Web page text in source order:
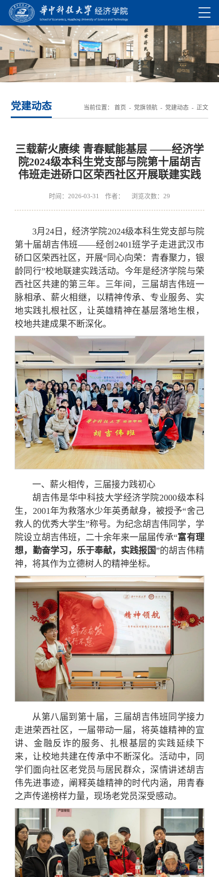
党建动态 当前位置： 首页 - 党旗领航- 党建动态- 正文
三载薪火赓续 青春赋能基层 ——经济学
院2024级本科生党支部与院第十届胡吉
伟班走进硚口区荣西社区开展联建实践
时间：2026-03-31 作者： 浏览次数： 29
3月24日，经济学院2024级本科生党支部与院
第十届胡吉伟班——经创2401班学子走进武汉市
硚口区荣西社区，开展“同心向荣：青春聚力，银
龄同行”校地联建实践活动。今年是经济学院与荣
西社区共建的第三年。三年间，三届胡吉伟班一
脉相承、薪火相继，以精神传承、专业服务、实
地实践扎根社区，让英雄精神在基层落地生根，
校地共建成果不断深化。
一、薪火相传，三届接力践初心
胡吉伟是华中科技大学经济学院2000级本科
生，2001年为救落水少年英勇献身，被授予“舍己
救人的优秀大学生”称号。为纪念胡吉伟同学，学
院设立胡吉伟班，二十余年来一届届传承“富有理
想，勤奋学习，乐于奉献，实践报国”的胡吉伟精
神，将其作为立德树人的精神坐标。
从第八届到第十届，三届胡吉伟班同学接力
走进荣西社区，一届带动一届，将英雄精神的宣
讲、金融反诈的服务、扎根基层的实践延续下
来，让校地共建在传承中不断深化。活动中，同
学们面向社区老党员与居民群众，深情讲述胡吉
伟先进事迹，阐释英雄精神的时代内涵，用青春
之声传递榜样力量，现场老党员深受感动。